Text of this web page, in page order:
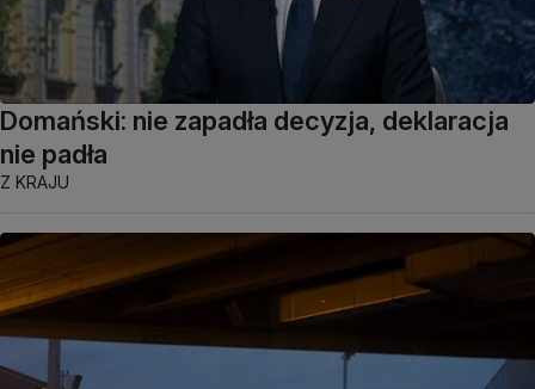
Domański: nie zapadła decyzja, deklaracja
nie padła
Z KRAJU